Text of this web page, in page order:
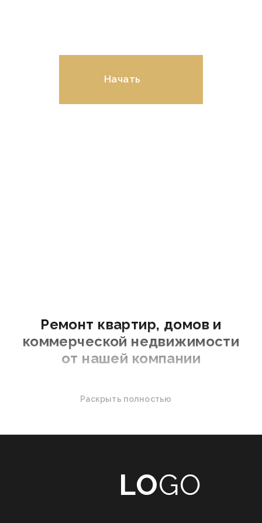
Начать
Ремонт квартир, домов и
коммерческой недвижимости
от нашей компании
Ремонт сегодня должна отвечать очень многим
деталям, связанным с каждым этапом. Многое
зависит и от выбора исполнителя. Компания
Раскрыть полностью
LOGO